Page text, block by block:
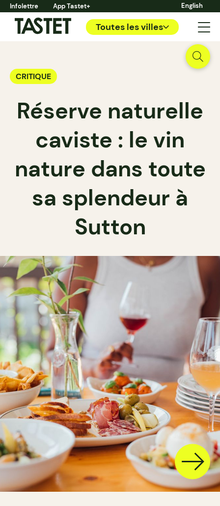
Infolettre App Tastet+ English
Toutes les villes
CRITIQUE
Réserve naturelle
caviste : le vin
nature dans toute
sa splendeur à
Sutton